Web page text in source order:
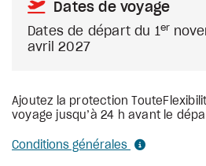
Dates de voyage
Dates de départ du 1 er
avril 2027
Ajoutez la protection
voyage jusqu’à 24 h avant le
Conditions générales